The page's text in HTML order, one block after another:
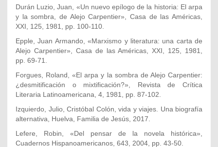
Durán Luzio, Juan, «Un nuevo epílogo de la historia: El arpa
y la sombra, de Alejo Carpentier», Casa de las Américas,
XXI, 125, 1981, pp. 100-110.
Epple, Juan Armando, «Marxismo y literatura: una carta de
Alejo Carpentier», Casa de las Américas, XXI, 125, 1981,
pp. 69-71.
Forgues, Roland, «El arpa y la sombra de Alejo Carpentier:
¿desmitificación o mixtificación?», Revista de Crítica
Literaria Latinoamericana, 4, 1981, pp. 87-102.
Izquierdo, Julio, Cristóbal Colón, vida y viajes. Una biografía
alternativa, Huelva, Familia de Jesús, 2017.
Lefere, Robin, «Del pensar de la novela histórica»,
Cuadernos Hispanoamericanos, 643, 2004, pp. 43-50.